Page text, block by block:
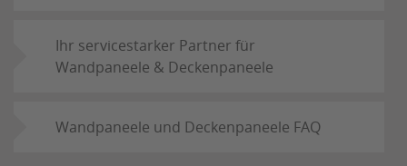
Ihr servicestarker Partner für
Wandpaneele & Deckenpaneele
Wandpaneele und Deckenpaneele FAQ